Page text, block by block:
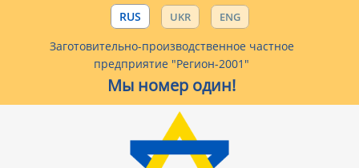
RUS UKR ENG
Заготовительно-производственное частное
предприятие "Регион-2001"
Мы номер один!